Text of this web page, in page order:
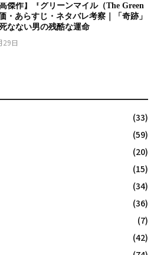
傑作】『グリーンマイル（The Green
・あらすじ・ネタバレ考察｜「奇跡」
なない男の残酷な運命
29日
(33)
(59)
(20)
(15)
(34)
(36)
(7)
(42)